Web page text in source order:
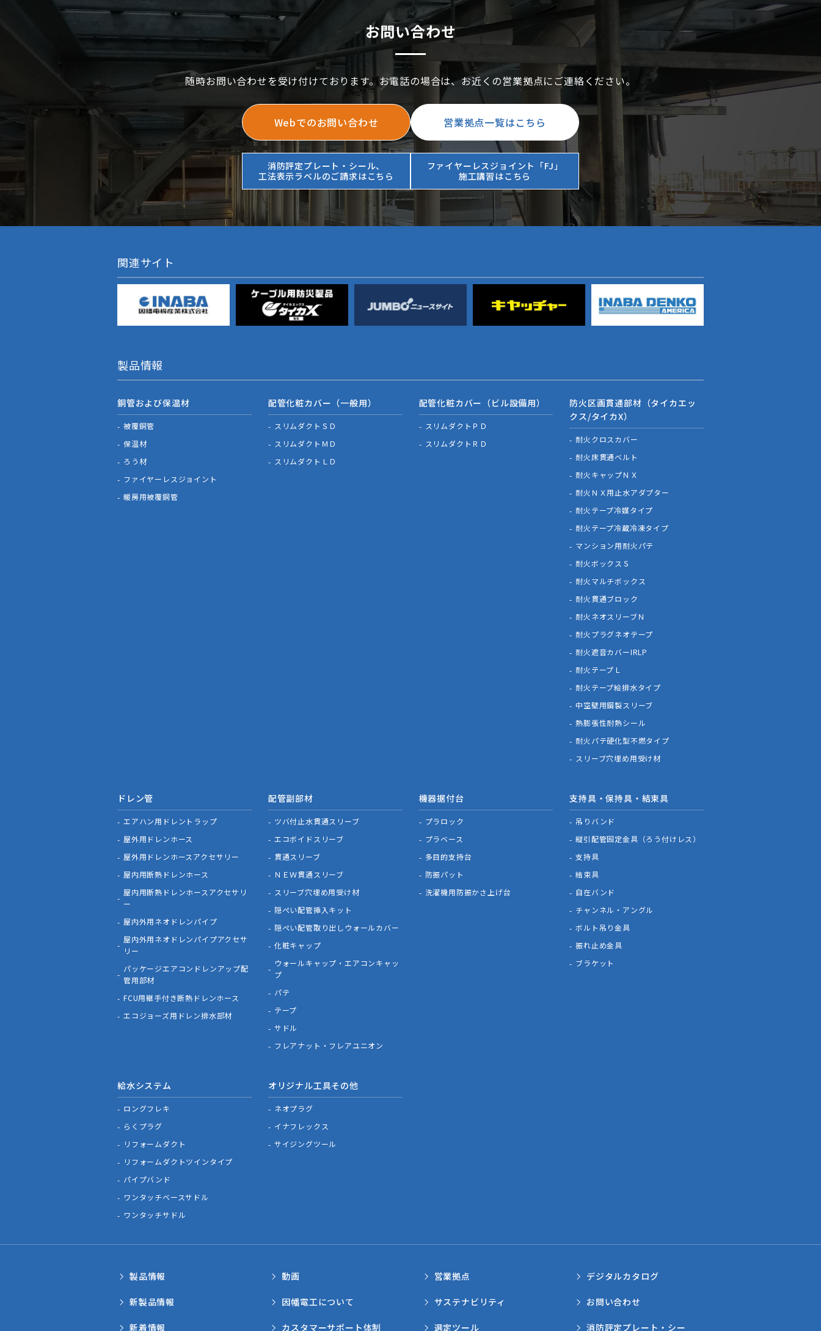
お問い合わせ
随時お問い合わせを受け付けております。お電話の場合は、お近くの営業拠点にご連絡ください。
Webでのお問い合わせ 営業拠点一覧はこちら
消防評定プレート・シール、
工法表示ラベルのご請求はこちら
ファイヤーレスジョイント「FJ」
施工講習はこちら
関連サイト
製品情報
銅管および保温材
被覆銅管
保温材
ろう材
ファイヤーレスジョイント
暖房用被覆銅管
配管化粧カバー（一般用）
スリムダクトＳＤ
スリムダクトＭＤ
スリムダクトＬＤ
配管化粧カバー（ビル設備用）
スリムダクトＰＤ
スリムダクトＲＤ
防火区画貫通部材（タイカエッ
クス/タイカX）
耐火クロスカバー
耐火床貫通ベルト
耐火キャップＮＸ
耐火ＮＸ用止水アダプター
耐火テープ冷媒タイプ
耐火テープ冷蔵冷凍タイプ
マンション用耐火パテ
耐火ボックスＳ
耐火マルチボックス
耐火貫通ブロック
耐火ネオスリーブＮ
耐火プラグネオテープ
耐火遮音カバーIRLP
耐火テープＬ
耐火テープ給排水タイプ
中空壁用鋼製スリーブ
熱膨張性耐熱シール
耐火パテ硬化型不燃タイプ
スリーブ穴埋め用受け材
ドレン管
エアハン用ドレントラップ
屋外用ドレンホース
屋外用ドレンホースアクセサリー
屋内用断熱ドレンホース
屋内用断熱ドレンホースアクセサリ
ー
屋内外用ネオドレンパイプ
屋内外用ネオドレンパイプアクセサ
リー
パッケージエアコンドレンアップ配
管用部材
FCU用継手付き断熱ドレンホース
エコジョーズ用ドレン排水部材
配管副部材
ツバ付止水貫通スリーブ
エコボイドスリーブ
貫通スリーブ
ＮＥＷ貫通スリーブ
スリーブ穴埋め用受け材
隠ぺい配管挿入キット
隠ぺい配管取り出しウォールカバー
化粧キャップ
ウォールキャップ・エアコンキャッ
プ
パテ
テープ
サドル
フレアナット・フレアユニオン
機器据付台
プラロック
プラベース
多目的支持台
防振パット
洗濯機用防振かさ上げ台
支持具・保持具・結束具
吊りバンド
縦引配管固定金具（ろう付けレス）
支持具
結束具
自在バンド
チャンネル・アングル
ボルト吊り金具
振れ止め金具
ブラケット
給水システム
ロングフレキ
らくプラグ
リフォームダクト
リフォームダクトツインタイプ
パイプバンド
ワンタッチベースサドル
ワンタッチサドル
オリジナル工具その他
ネオプラグ
イナフレックス
サイジングツール
製品情報
新製品情報
新着情報
動画
因幡電工について
カスタマーサポート体制
営業拠点
サステナビリティ
選定ツール
デジタルカタログ
お問い合わせ
消防評定プレート・シー